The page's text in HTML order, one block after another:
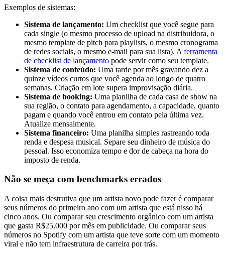
Exemplos de sistemas:
Sistema de lançamento: Um checklist que você segue para
cada single (o mesmo processo de upload na distribuidora, o
mesmo template de pitch para playlists, o mesmo cronograma
de redes sociais, o mesmo e-mail para sua lista). A ferramenta
de checklist de lançamento pode servir como seu template.
Sistema de conteúdo: Uma tarde por mês gravando dez a
quinze vídeos curtos que você agenda ao longo de quatro
semanas. Criação em lote supera improvisação diária.
Sistema de booking: Uma planilha de cada casa de show na
sua região, o contato para agendamento, a capacidade, quanto
pagam e quando você entrou em contato pela última vez.
Atualize mensalmente.
Sistema financeiro: Uma planilha simples rastreando toda
renda e despesa musical. Separe seu dinheiro de música do
pessoal. Isso economiza tempo e dor de cabeça na hora do
imposto de renda.
Não se meça com benchmarks errados
A coisa mais destrutiva que um artista novo pode fazer é comparar
seus números do primeiro ano com um artista que está nisso há
cinco anos. Ou comparar seu crescimento orgânico com um artista
que gasta R$25.000 por mês em publicidade. Ou comparar seus
números no Spotify com um artista que teve sorte com um momento
viral e não tem infraestrutura de carreira por trás.